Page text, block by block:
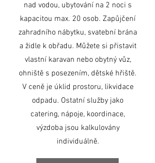
nad vodou, ubytování na 2 noci s
kapacitou max. 20 osob. Zapůjčení
zahradního nábytku, svatební brána
a židle k obřadu. Můžete si přistavit
vlastní karavan nebo obytný vůz,
ohniště s posezením, dětské hřiště.
V ceně je úklid prostoru, likvidace
odpadu. Ostatní služby jako
catering, nápoje, koordinace,
výzdoba jsou kalkulovány
individuálně.